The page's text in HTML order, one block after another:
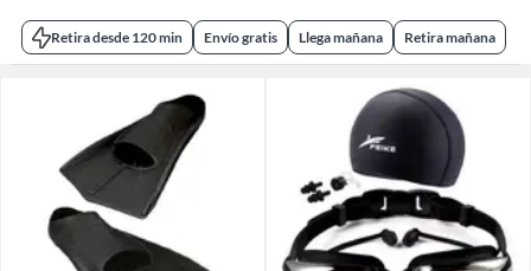
Retira desde 120 min Envío gratis Llega mañana Retira mañana